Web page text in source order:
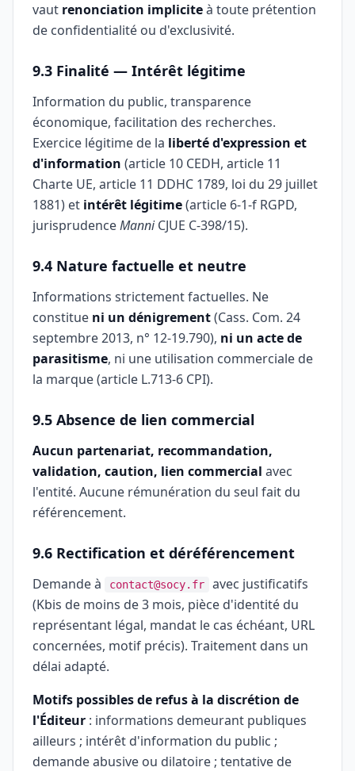
vaut renonciation impliciteà toute prétention
de confidentialité ou d'exclusivité.
9.3 Finalité — Intérêt légitime
Information du public, transparence
économique, facilitation des recherches.
Exercice légitime de la liberté d'expression et
d'information (article 10 CEDH, article 11
Charte UE, article 11 DDHC 1789, loi du 29 juillet
1881) et intérêt légitime(article 6-1-f RGPD,
jurisprudenceManniCJUE C-398/15).
9.4 Nature factuelle et neutre
Informations strictement factuelles. Ne
constitue ni un dénigrement(Cass. Com. 24
septembre 2013, n° 12-19.790), ni un acte de
parasitisme, ni une utilisation commerciale de
la marque (article L.713-6 CPI).
9.5 Absence de lien commercial
Aucun partenariat, recommandation,
validation, caution, lien commercial avec
l'entité. Aucune rémunération du seul fait du
référencement.
9.6 Rectification et déréférencement
Demande à contact@socy.fr
avec justificatifs
(Kbis de moins de 3 mois, pièce d'identité du
représentant légal, mandat le cas échéant, URL
concernées, motif précis). Traitement dans un
délai adapté.
Motifs possibles de refus à la discrétion de
l'Éditeur : informations demeurant publiques
ailleurs ; intérêt d'information du public ;
demande abusive ou dilatoire ; tentative de